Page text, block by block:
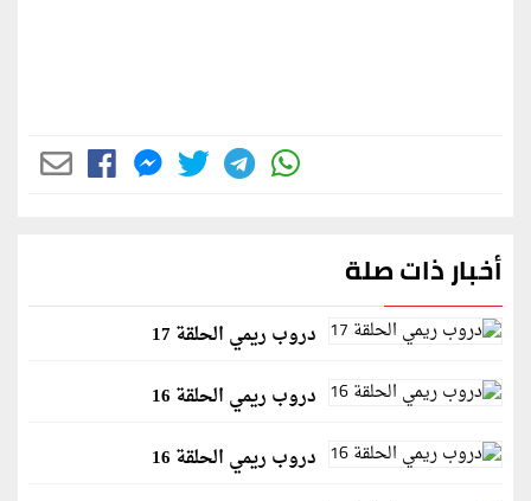
أخبار ذات صلة
دروب ريمي الحلقة 17
دروب ريمي الحلقة 16
دروب ريمي الحلقة 16